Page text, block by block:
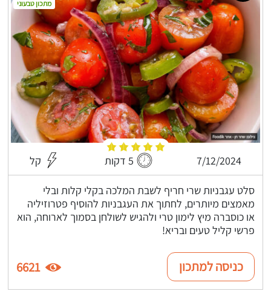
7/12/2024 5 דקות קל
סלט עגבניות שרי חריף לשבת המלכה בקלי קלות ובלי
מאמצים מיותרים, לחתוך את העגבניות להוסיף פטרוזיליה
או כוסברה מיץ לימון טרי ולהגיש לשולחן בסמוך לארוחה, הוא
פרשי קליל טעים ובריא!
מתכון טבעוני
כניסה למתכון 6621